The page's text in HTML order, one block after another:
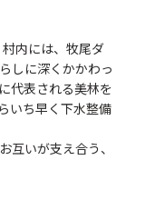
内には、牧尾ダ
しに深くかかわっ
代表される美林を
いち早く下水整備
互いが支え合う、